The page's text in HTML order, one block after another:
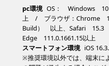
pc環境 OS： Windows
上 / ブラウザ：Chrome
Build） 以上、Safari 15.3
Edge 111.0.1661.15以上
スマートフォン環境 iOS
※推奨環境以外では、端末に